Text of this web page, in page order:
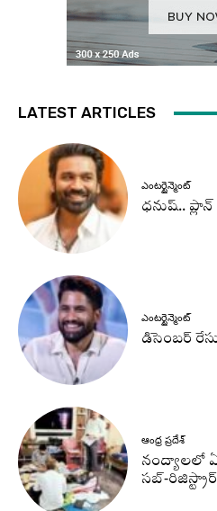
LATEST ARTICLES
ఎంటర్టైన్మెంట్
ధనుష్‌..
ఎంటర్టైన్మెంట్
డిసెంబర్
ఆంధ్ర ప్రదేశ్
నంద్యాలలో
సబ్-